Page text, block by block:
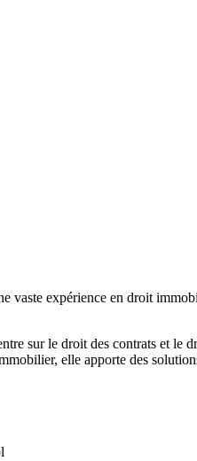
vaste expérience en droit
sur le droit des contrats et
elle apporte des